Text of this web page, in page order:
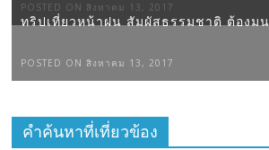
POSTED ON สิงหาคม 13, 2017
ทริปเที่ยวหน้าฝน สัมผัสธรรมชาติ ต้องม
POSTED ON สิงหาคม 13, 2017
คำค้นหาที่เที่ยวข้อง